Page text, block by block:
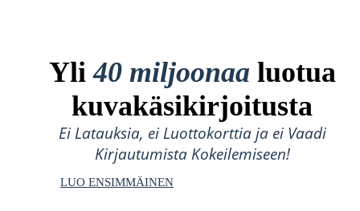
Yli40 miljoonaa luotua
kuvakäsikirjoitusta
Ei Latauksia, ei Luottokorttia ja ei Vaadi
Kirjautumista Kokeilemiseen!
LUO ENSIMMÄINEN